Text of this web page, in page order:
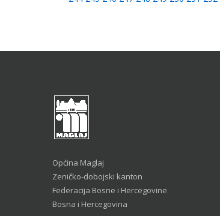
Općina Maglaj
Zeničko-dobojski kanton
Federacija Bosne i Hercegovine
Bosna i Hercegovina